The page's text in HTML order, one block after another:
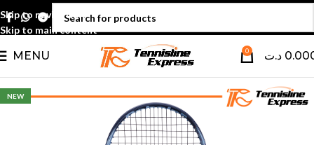
Skip to navigation
Skip to main content
MENU 0 د.ت
NEW